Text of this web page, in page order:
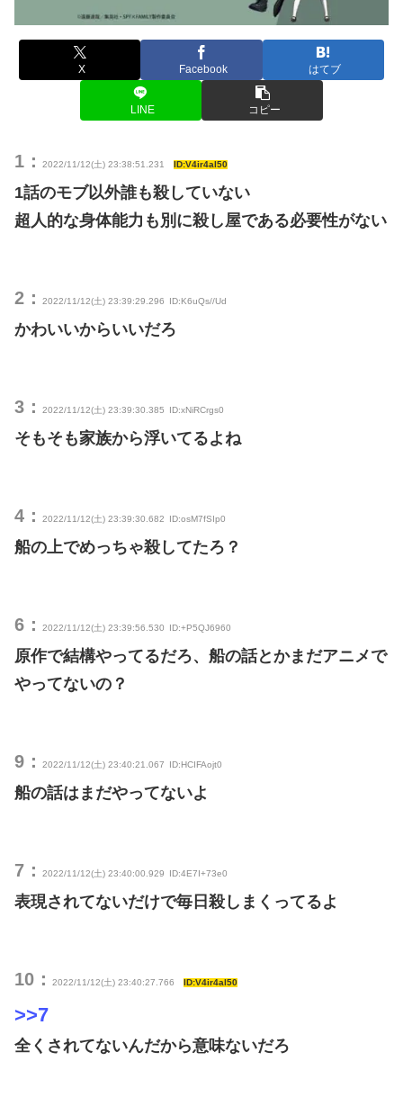
X Facebook はてブ
LINE コピー
1： 2022/11/12(土) 23:38:51.231 ID:V4ir4al50
1話のモブ以外誰も殺していない
超人的な身体能力も別に殺し屋である必要性がない
2： 2022/11/12(土) 23:39:29.296 ID:K6uQs//Ud
かわいいからいいだろ
3： 2022/11/12(土) 23:39:30.385 ID:xNiRCrgs0
そもそも家族から浮いてるよね
4： 2022/11/12(土) 23:39:30.682 ID:osM7fSIp0
船の上でめっちゃ殺してたろ？
6： 2022/11/12(土) 23:39:56.530 ID:+P5QJ6960
原作で結構やってるだろ、船の話とかまだアニメで
やってないの？
9： 2022/11/12(土) 23:40:21.067 ID:HCIFAojt0
船の話はまだやってないよ
7： 2022/11/12(土) 23:40:00.929 ID:4E7I+73e0
表現されてないだけで毎日殺しまくってるよ
10： 2022/11/12(土) 23:40:27.766 ID:V4ir4al50
>>7
全くされてないんだから意味ないだろ